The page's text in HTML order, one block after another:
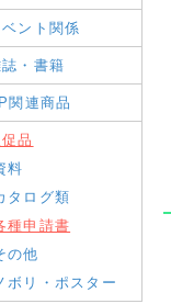
ベント関係
・書籍
関連商品
品
料
タログ類
種申請書
の他
ボリ・ポスター